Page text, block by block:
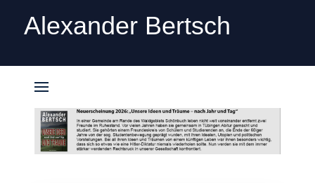
Alexander Bertsch